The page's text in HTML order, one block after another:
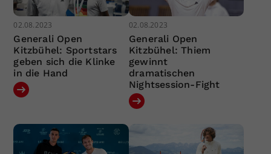
02.08.2023
Generali Open
Kitzbühel: Sportstars
geben sich die Klinke
in die Hand
02.08.2023
Generali Open
Kitzbühel: Thiem
gewinnt
dramatischen
Nightsession-Fight